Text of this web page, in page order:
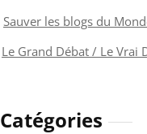
Sauver les blogs du
Le Grand Débat / Le Vrai
Catégories